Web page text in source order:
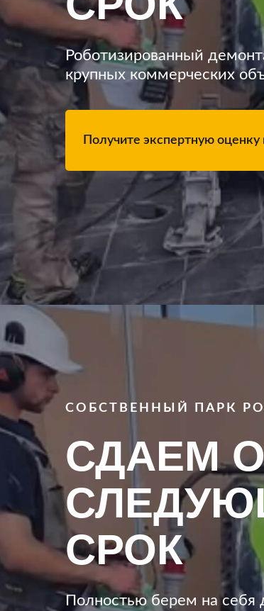
Роботизированный
крупных коммерческих
Получите экспертную
СДАЕМ
СРОК
СОБСТВЕННЫЙ ПАРК
Полностью берем на себя